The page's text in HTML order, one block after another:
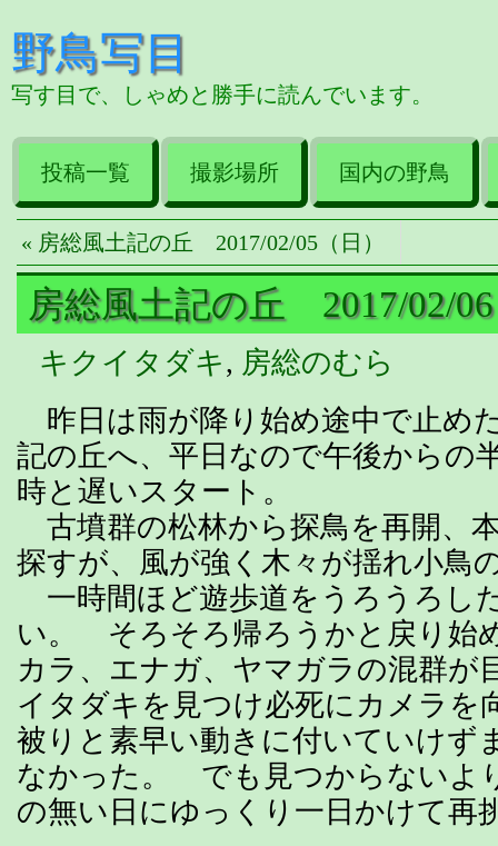
野鳥写目
写す目で、しゃめと勝手に読んでいます。
投稿一覧 撮影場所 国内の野鳥
« 房総風土記の丘 2017/02/05（日）
房総風土記の丘 2017/02/06
キクイタダキ, 房総のむら
昨日は雨が降り始め途中で止め
記の丘へ、平日なので午後からの
時と遅いスタート。
古墳群の松林から探鳥を再開、
探すが、風が強く木々が揺れ小鳥
一時間ほど遊歩道をうろうろし
い。 そろそろ帰ろうかと戻り始
カラ、エナガ、ヤマガラの混群が
イタダキを見つけ必死にカメラを
被りと素早い動きに付いていけず
なかった。 でも見つからないよ
の無い日にゆっくり一日かけて再